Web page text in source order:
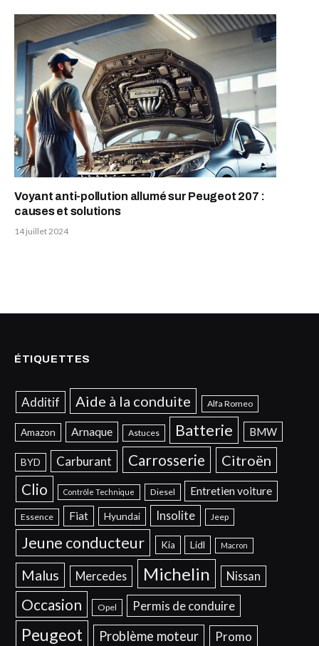
Voyant anti-pollution allumé sur Peugeot 207 :
causes et solutions
14 juillet 2024
ÉTIQUETTES
Additif Aide à la conduite Alfa Romeo
Amazon Arnaque Astuces Batterie BMW
BYD Carburant Carrosserie Citroën
Clio Contrôle Technique Diesel Entretien voiture
Essence Fiat Hyundai Insolite Jeep
Jeune conducteur Kia Lidl Macron
Malus Mercedes Michelin Nissan
Occasion Opel Permis de conduire
Peugeot Problème moteur Promo